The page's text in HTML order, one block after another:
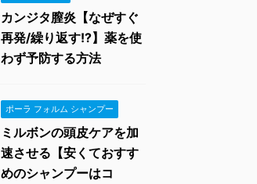
カンジタ膣炎【なぜすぐ
再発/繰り返す!?】薬を使
わず予防する方法
ポーラ フォルム シャンプー
ミルボンの頭皮ケアを加
速させる【安くておすす
めのシャンプーはコ